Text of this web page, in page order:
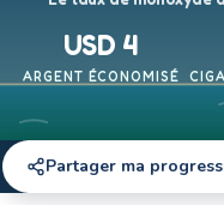
USD 4
ARGENT ÉCONOMISÉ
Partager ma